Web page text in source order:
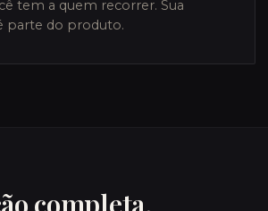
tem a quem recorrer. Sua
parte do produto.
completa,